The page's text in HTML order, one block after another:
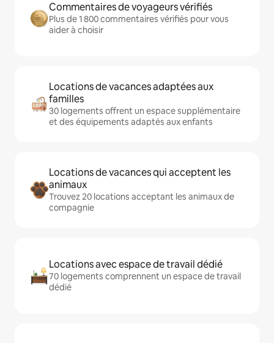
Commentaires de voyageurs vérifiés
Plus de 1 800 commentaires vérifiés pour vous
aider à choisir
Locations de vacances adaptées aux
familles
30 logements offrent un espace supplémentaire
et des équipements adaptés aux enfants
Locations de vacances qui acceptent les
animaux
Trouvez 20 locations acceptant les animaux de
compagnie
Locations avec espace de travail dédié
70 logements comprennent un espace de travail
dédié